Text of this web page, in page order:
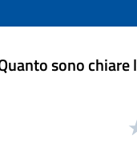
sono